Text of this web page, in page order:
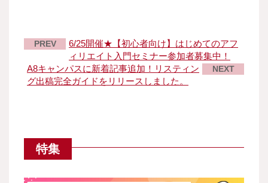
PREV
6/25開催★【初心者向け】はじめてのアフ
ィリエイト入門セミナー参加者募集中！
A8キャンパスに新着記事追加！リスティン
グ出稿完全ガイドをリリースしました。
NEXT
特集